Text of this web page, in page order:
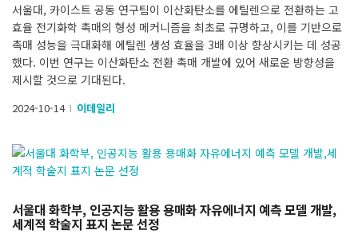
서울대, 카이스트 공동 연구팀이 이산화탄소를 에틸렌으로 전환하는 고
효율 전기화학 촉매의 형성 메커니즘을 최초로 규명하고, 이를 기반으로
촉매 성능을 극대화해 에틸렌 생성 효율을 3배 이상 향상시키는 데 성공
했다. 이번 연구는 이산화탄소 전환 촉매 개발에 있어 새로운 방향성을
제시할 것으로 기대된다.
2024-10-14 l 이데일리
서울대 화학부, 인공지능 활용 용매화 자유에너지 예측 모델 개발,
세계적 학술지 표지 논문 선정